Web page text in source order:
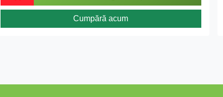
Cumpără acum